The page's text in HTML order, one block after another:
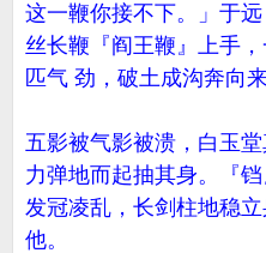
这一鞭你接不下。」于
丝长鞭『阎王鞭』上手
匹气 劲，破土成沟奔向
五影被气影被溃，白玉
力弹地而起抽其身。『
发冠凌乱，长剑柱地稳
他。